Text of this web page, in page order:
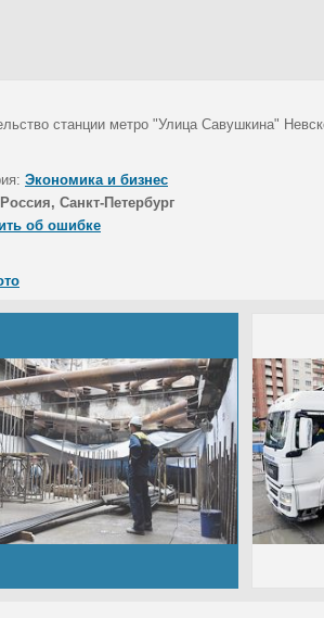
станции метро "Улица Савушкина"
Экономика и бизнес
Россия, Санкт-Петербург
об ошибке